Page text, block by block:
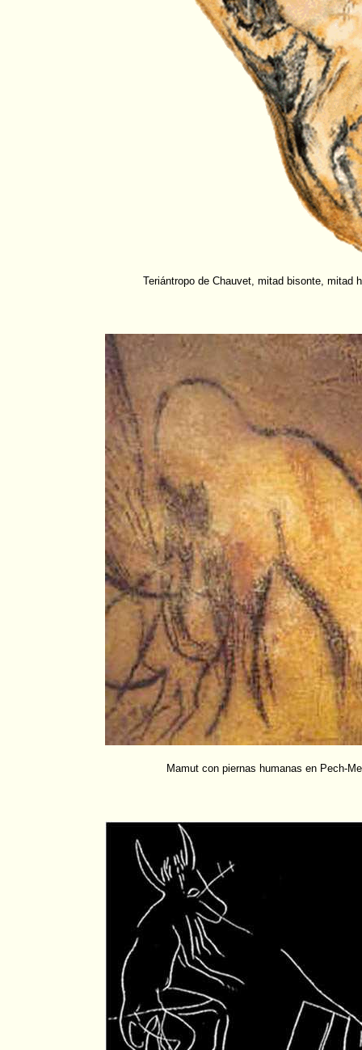
Teriántropo de Chauvet, mitad bisonte, mitad
Mamut con piernas humanas en Pech-